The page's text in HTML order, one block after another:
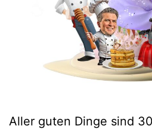
Aller guten Dinge sind